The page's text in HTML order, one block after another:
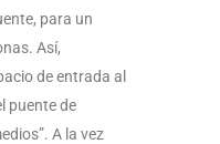
para un
Así,
de entrada al
puente de
A la vez